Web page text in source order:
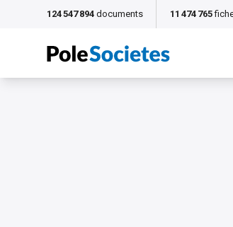
124 547 894 documents 11 474 765